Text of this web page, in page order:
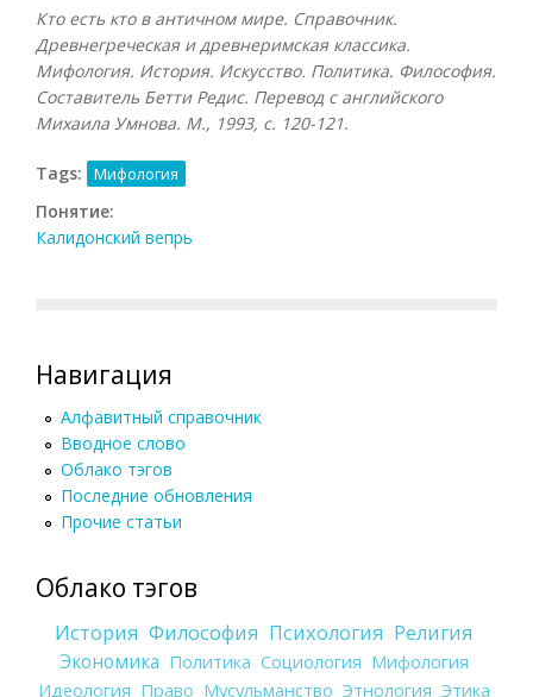
Кто есть кто в античном мире. Справочник.
Древнегреческая и древнеримская классика.
Мифология. История. Искусство. Политика. Философия.
Составитель Бетти Редис. Перевод с английского
Михаила Умнова. М., 1993, с. 120-121.
Tags: Мифология
Понятие:
Калидонский вепрь
Навигация
Алфавитный справочник
Вводное слово
Облако тэгов
Последние обновления
Прочие статьи
Облако тэгов
История Философия Психология Религия
Экономика Политика Социология Мифология
Идеология Право Мусульманство Этнология Этика